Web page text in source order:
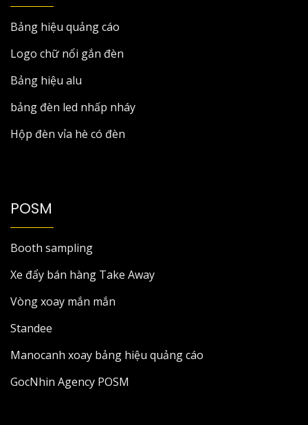
Bảng hiệu quảng cáo
Logo chữ nổi gắn đèn
Bảng hiệu alu
bảng đèn led nhấp nháy
Hộp đèn vỉa hè có đèn
POSM
Booth sampling
Xe đẩy bán hàng Take Away
Vòng xoay mắn mắn
Standee
Manocanh xoay bảng hiệu quảng cáo
GocNhin Agency POSM